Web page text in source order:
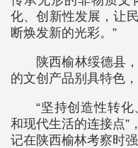
化、创新性发展，让
断焕发新的光彩。”
陕西榆林绥德县
的文创产品别具特色
“坚持创造性转
和现代生活的连接点”
记在陕西榆林考察时强